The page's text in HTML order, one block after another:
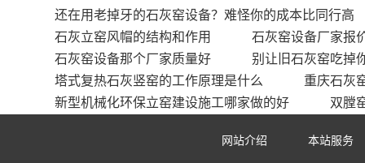
还在用老掉牙的石灰窑设备？难怪你的成本比同行高
石灰立窑风帽的结构和作用
石灰窑设备厂家报
石灰窑设备那个厂家质量好
别让旧石灰窑吃掉
塔式复热石灰竖窑的工作原理是什么
重庆石灰
新型机械化环保立窑建设施工哪家做的好
双膛
网站介绍 本站服务